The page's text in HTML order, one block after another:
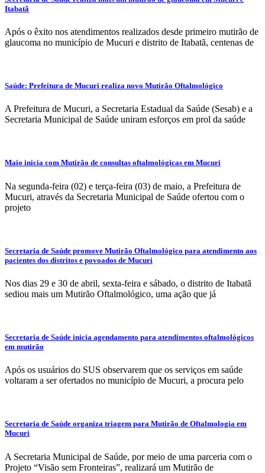
Itabatã
Após o êxito nos atendimentos realizados desde primeiro mutirão de
glaucoma no município de Mucuri e distrito de Itabatã, centenas de
Saúde: Prefeitura de Mucuri realiza novo Mutirão Oftalmológico
A Prefeitura de Mucuri, a Secretaria Estadual da Saúde (Sesab) e a
Secretaria Municipal de Saúde uniram esforços em prol da saúde
Maio inicia com Mutirão de consultas oftalmológicas em Mucuri
Na segunda-feira (02) e terça-feira (03) de maio, a Prefeitura de
Mucuri, através da Secretaria Municipal de Saúde ofertou com o
projeto
Secretaria de Saúde promove Mutirão Oftalmológico para atendimento aos
pacientes dos distritos e povoados de Mucuri
Nos dias 29 e 30 de abril, sexta-feira e sábado, o distrito de Itabatã
sediou mais um Mutirão Oftalmológico, uma ação que já
Secretaria de Saúde inicia agendamento para atendimentos oftalmológicos
em mutirão
Após os usuários do SUS observarem que os serviços em saúde
voltaram a ser ofertados no município de Mucuri, a procura pelo
Secretaria de Saúde organiza triagem para Mutirão de Oftalmologia em
Mucuri
A Secretaria Municipal de Saúde, por meio de uma parceria com o
Projeto “Visão sem Fronteiras”, realizará um Mutirão de